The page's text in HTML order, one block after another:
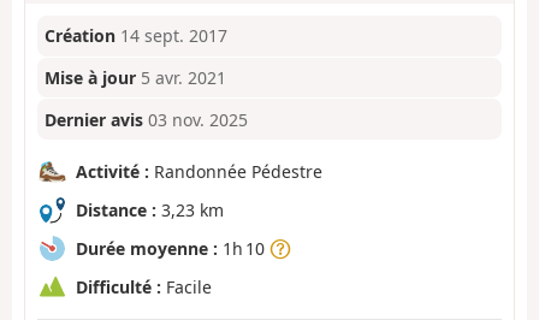
Création 14 sept. 2017
Mise à jour 5 avr. 2021
Dernier avis 03 nov. 2025
Activité : Randonnée Pédestre
Distance : 3,23 km
Durée moyenne : 1h 10
Difficulté : Facile